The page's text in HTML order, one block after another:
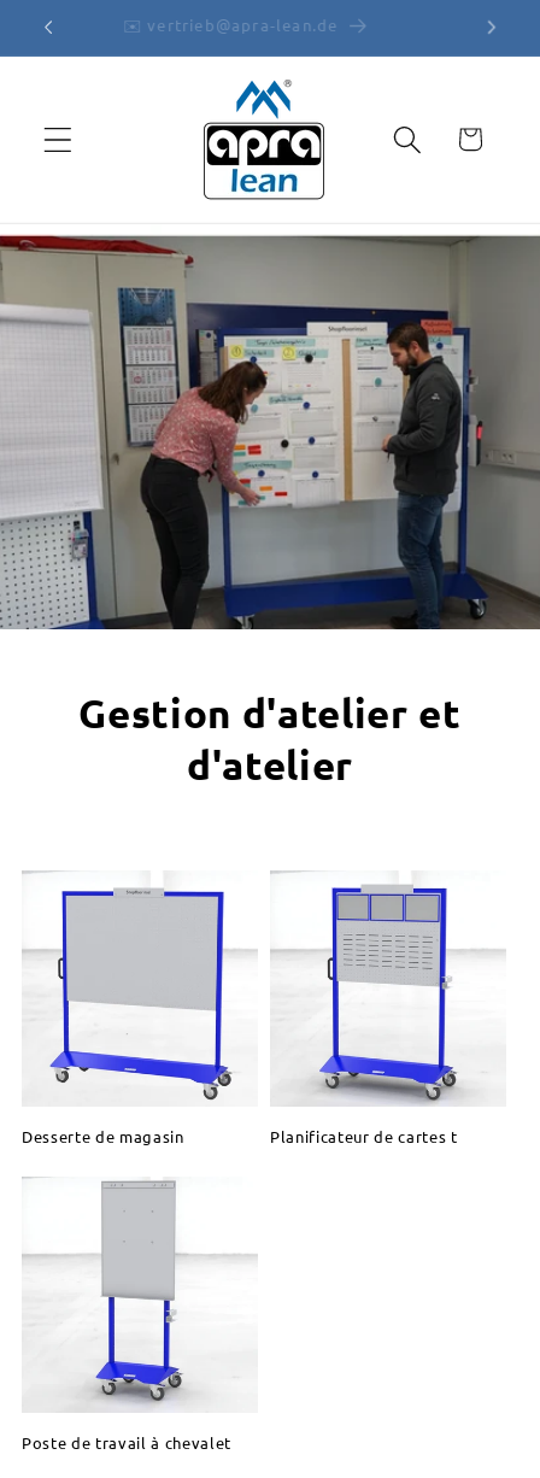
passer
au
✉️ vertrieb@apra-lean.de
Panier
Gestion d'atelier et
d'atelier
Desserte de magasin Planificateur de cartes t
Poste de travail à chevalet